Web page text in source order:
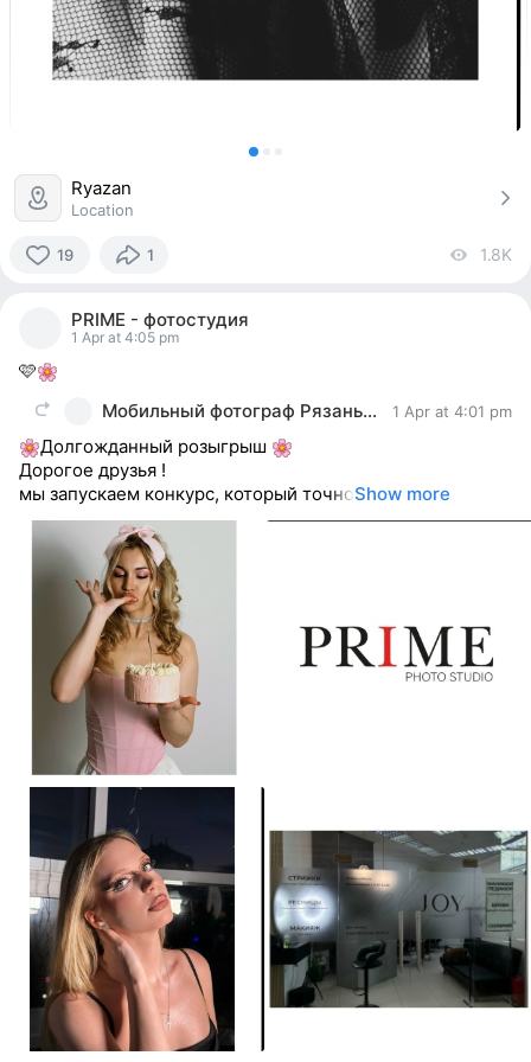
Ryazan
Location
19 1 1.8K
PRIME - фотостудия
1 Apr at 4:05 pm
🩷
Мобильный фотограф Рязань| Касимов
1 Apr at 4:01 pm
Долгожданный розыгрыш
Дорогое друзья !
мы запускаем конкурс, который точноShow more